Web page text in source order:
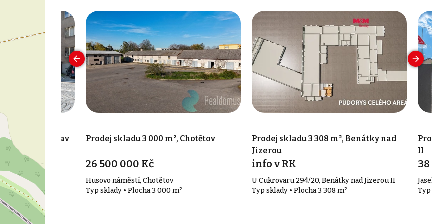
Mladá Boleslav
II
Prodej skladu 3 000 m², Chotětov
26 500 000 Kč
Husovo náměstí, Chotětov
Typ sklady • Plocha 3 000 m²
Prodej skladu 3 308 m², Benátky nad
Jizerou
info v RK
U Cukrovaru 294/20, Benátky nad Jizerou II
Typ sklady • Plocha 3 308 m²
Prodej
II
38
Jaselská
Typ